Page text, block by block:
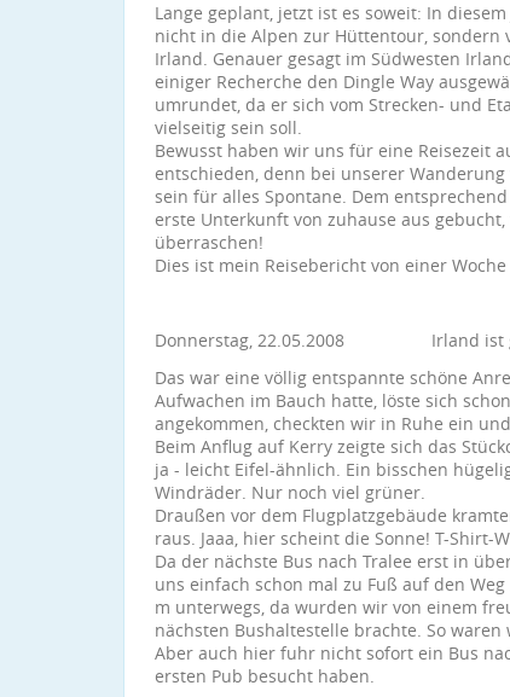
Lange geplant, jetzt ist es soweit: In
nicht in die Alpen zur Hüttentour,
Irland. Genauer gesagt im Südwesten
einiger Recherche den Dingle Way
umrundet, da er sich vom Strecken- und
vielseitig sein soll.
Bewusst haben wir uns für eine Reisezeit
entschieden, denn bei unserer
sein für alles Spontane. Dem
erste Unterkunft von zuhause aus
überraschen!
Dies ist mein Reisebericht von einer
Donnerstag, 22.05.2008 Irland ist
Das war eine völlig entspannte schöne
Aufwachen im Bauch hatte, löste sich
angekommen, checkten wir in Ruhe ein
Beim Anflug auf Kerry zeigte sich das
ja - leicht Eifel-ähnlich. Ein bisschen
Windräder. Nur noch viel grüner.
Draußen vor dem Flugplatzgebäude
raus. Jaaa, hier scheint die Sonne! T-Shirt-
Da der nächste Bus nach Tralee erst in
uns einfach schon mal zu Fuß auf den
m unterwegs, da wurden wir von einem
nächsten Bushaltestelle brachte. So
Aber auch hier fuhr nicht sofort ein Bus
ersten Pub besucht haben.